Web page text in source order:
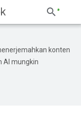
konten
AI mungkin